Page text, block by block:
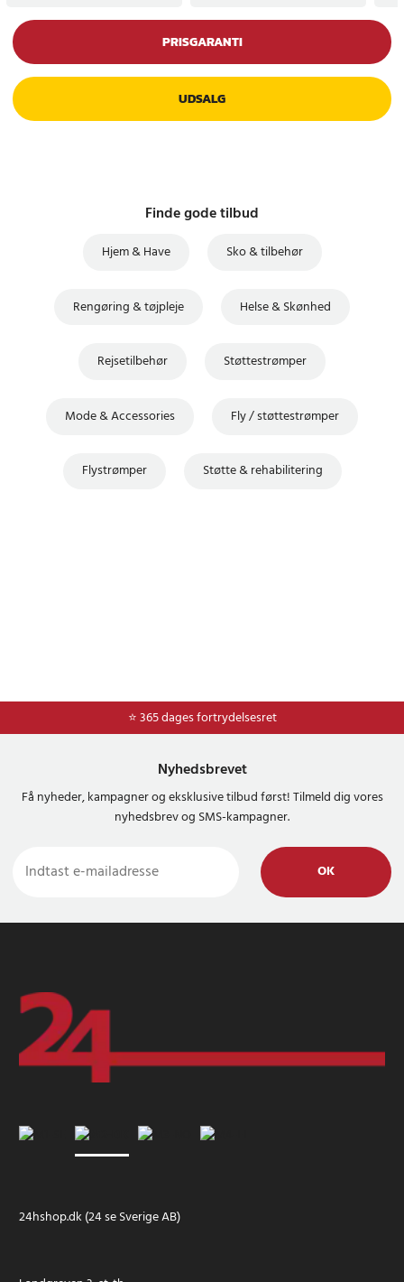
PRISGARANTI
UDSALG
Finde gode tilbud
Hjem & Have Sko & tilbehør
Rengøring & tøjpleje Helse & Skønhed
Rejsetilbehør Støttestrømper
Mode & Accessories Fly / støttestrømper
Flystrømper Støtte & rehabilitering
⭐ 365 dages fortrydelsesret
⭐ Nem og sikker betaling med mobilepay og dankort
Nyhedsbrevet
Få nyheder, kampagner og eksklusive tilbud først! Tilmeld dig vores
nyhedsbrev og SMS-kampagner.
OK
24hshop.dk (24 se Sverige AB)